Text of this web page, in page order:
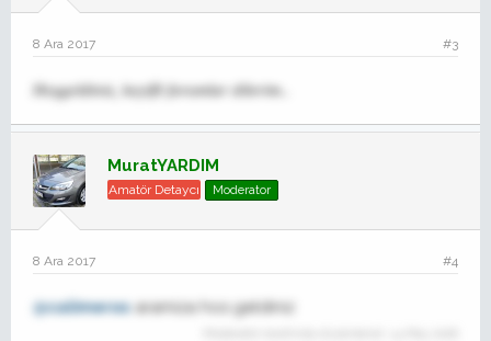
8 Ara 2017 #3
Hoşgeldiniz, keyifli forumlar dilerim..
MuratYARDIM
Amatör Detaycı Moderator
8 Ara 2017 #4
@calimerosaramiza hos geldiniz